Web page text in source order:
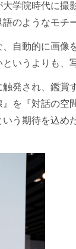
学院時代に
のようなモチ
自動的に画
いうよりも
発され、鑑
を『対話の
う期待を込め